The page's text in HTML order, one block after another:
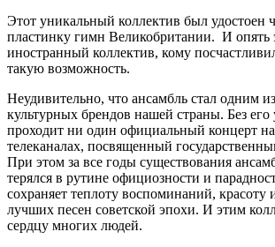
Этот уникальный коллектив был удостоен
пластинку гимн Великобритании. И опять
иностранный коллектив, кому
такую возможность.
Неудивительно, что ансамбль стал одним
культурных брендов нашей страны. Без его
проходит ни один официальный концерт
телеканалах, посвященный
При этом за все годы существования
терялся в рутине официозности и
сохраняет теплоту воспоминаний, красоту
лучших песен советской эпохи. И этим
сердцу многих людей.